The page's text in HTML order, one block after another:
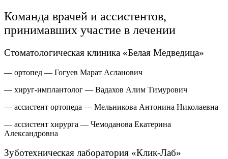
Команда врачей и ассистентов,
принимавших участие в лечении
Стоматологическая клиника «Белая Медведица»
— ортопед — Гогуев Марат Асланович
— хируг-имплантолог — Вадахов Алим Тимурович
— ассистент ортопеда — Мельникова Антонина Николаевна
— ассистент хирурга — Чемоданова Екатерина
Александровна
Зуботехническая лаборатория «Клик-Лаб»